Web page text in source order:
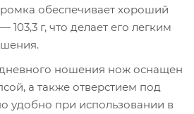
обеспечивает хороший
103,3 г, что делает его легким
ношения нож оснащен
а также отверстием под
удобно при использовании в